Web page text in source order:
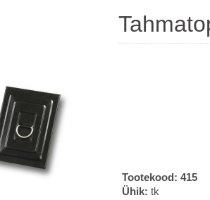
Tootekood: 415
Ühik: tk